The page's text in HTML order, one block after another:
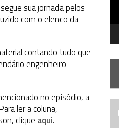
sua jornada pelos
com o elenco da
contando tudo que
engenheiro
no episódio, a
ler a coluna,
clique aqui.